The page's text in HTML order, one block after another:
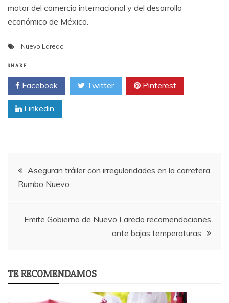
motor del comercio internacional y del desarrollo
económico de México.
Nuevo Laredo
SHARE
Facebook Twitter Pinterest
Linkedin
PostAseguran tráiler con irregularidades en la carretera
Rumbo Nuevo
Emite Gobierno de Nuevo Laredo recomendaciones
ante bajas temperaturas
TE RECOMENDAMOS